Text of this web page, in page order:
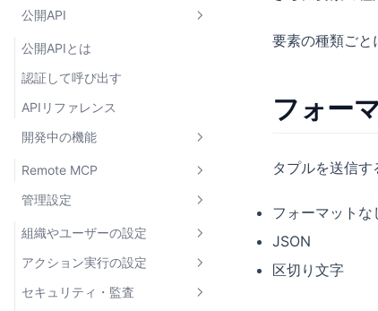
公開API
公開APIとは
認証して呼び出す
APIリファレンス
開発中の機能
Remote MCP
Remote MCPとは
クライアントを接続する
アクションを実行する
管理設定
組織やユーザーの設定
企業アカウントのユーザー管理
企業アカウントの管理者権限
アクション実行の設定
IPホワイトリスト
セキュリティ・監査
要素の種類ごと
フォー
タプルを送信す
フォーマットな
JSON
区切り文字